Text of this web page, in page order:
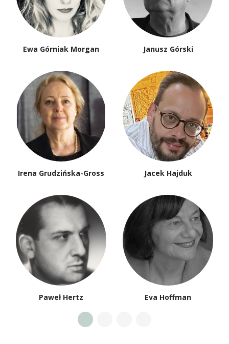
Ewa Górniak Morgan Janusz Górski
Irena Grudzińska-Gross Jacek Hajduk
Paweł Hertz Eva Hoffman